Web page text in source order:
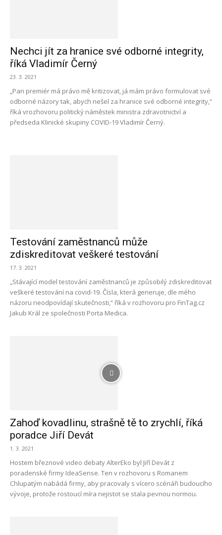
Nechci jít za hranice své odborné integrity,
říká Vladimír Černý
23. 3. 2021
„Pan premiér má právo mě kritizovat, já mám právo formulovat své
odborné názory tak, abych nešel za hranice své odborné integrity,“
říká vrozhovoru politický náměstek ministra zdravotnictví a
předseda Klinické skupiny COVID-19 Vladimír Černý.
Testování zaměstnanců může
zdiskreditovat veškeré testování
17. 3. 2021
„Stávající model testování zaměstnanců je způsobilý zdiskreditovat
veškeré testování na covid-19. Čísla, která generuje, dle mého
názoru neodpovídají skutečnosti,“ říká v rozhovoru pro FinTag.cz
Jakub Král ze společnosti Porta Medica.
Zahoď kovadlinu, strašně tě to zrychlí, říká
poradce Jiří Devát
1. 3. 2021
Hostem březnové video debaty AlterEko byl Jiří Devát z
poradenské firmy IdeaSense. Ten v rozhovoru s Romanem
Chlupatým nabádá firmy, aby pracovaly s vícero scénáři budoucího
vývoje, protože rostoucí míra nejistot se stala pevnou normou.